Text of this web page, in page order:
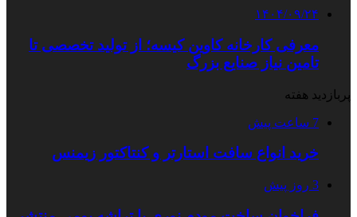
۱۴۰۴/۰۹/۲۴
معرفی کارخانه کاوین کیسه؛ از تولید تخصصی تا
تامین نیاز صنایع بزرگ
پربازدید هفته
7 ساعت پیش
خرید انواع سافت استارتر و کنتاکتور زیمنس
3 روز پیش